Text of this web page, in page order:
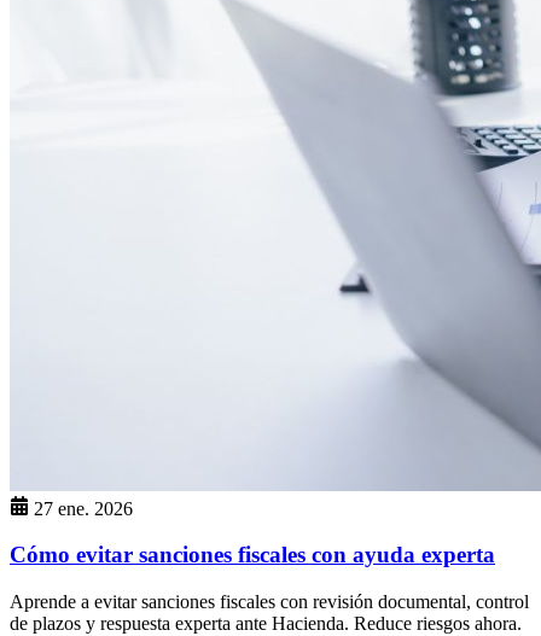
27 ene. 2026
Cómo evitar sanciones fiscales con ayuda experta
Aprende a evitar sanciones fiscales con revisión documental, control
de plazos y respuesta experta ante Hacienda. Reduce riesgos ahora.